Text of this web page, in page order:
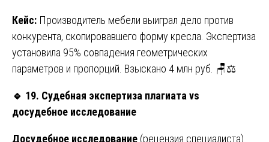
Кейс: Производитель мебели выиграл дело против
конкурента, скопировавшего форму кресла. Экспертиза
установила 95% совпадения геометрических
параметров и пропорций. Взыскано 4 млн руб. 🪑⚖️
🔹 19. Судебная экспертиза плагиата vs
досудебное исследование
Досудебное исследование (рецензия специалиста)